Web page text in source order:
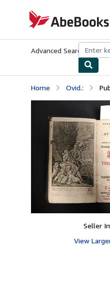
AbeBooks.com
Advanced Search
Home Ovid.:
Seller
View